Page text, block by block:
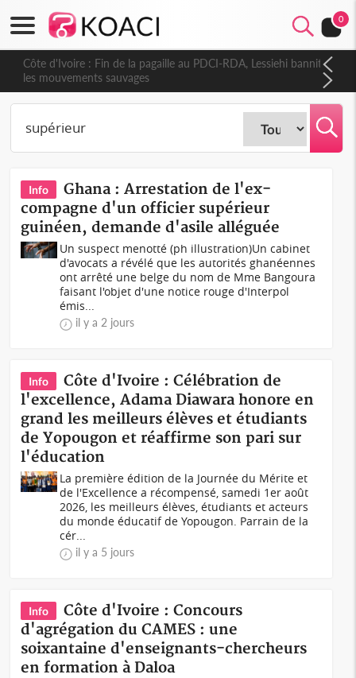
0
Côte d'Ivoire : Fin de la pagaille au PDCI-RDA, Lessiehi bannit
les mouvements sauvages
Info
Ghana : Arrestation de l'ex-
compagne d'un officier supérieur
guinéen, demande d'asile alléguée
Un suspect menotté (ph illustration) Un cabinet
d'avocats a révélé que les autorités ghanéennes
ont arrêté une belge du nom de Mme Bangoura
faisant l'objet d'une notice rouge d'Interpol
émis...
il y a 2 jours
Info
Côte d'Ivoire : Célébration de
l'excellence, Adama Diawara honore en
grand les meilleurs élèves et étudiants
de Yopougon et réaffirme son pari sur
l'éducation
La première édition de la Journée du Mérite et
de l'Excellence a récompensé, samedi 1er août
2026, les meilleurs élèves, étudiants et acteurs
du monde éducatif de Yopougon. Parrain de la
cér...
il y a 5 jours
Info
Côte d'Ivoire : Concours
d'agrégation du CAMES : une
soixantaine d'enseignants-chercheurs
en formation à Daloa